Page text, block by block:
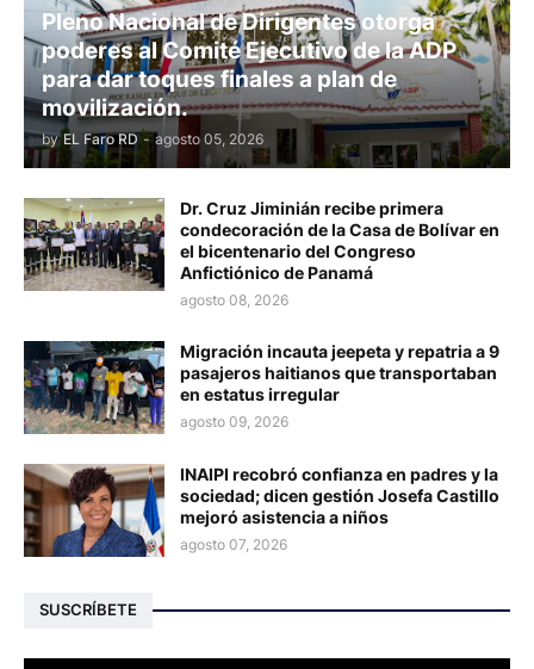
Pleno Nacional de Dirigentes otorga
poderes al Comité Ejecutivo de la ADP
para dar toques finales a plan de
movilización.
by EL Faro RD - agosto 05, 2026
Dr. Cruz Jiminián recibe primera
condecoración de la Casa de Bolívar en
el bicentenario del Congreso
Anfictiónico de Panamá
agosto 08, 2026
Migración incauta jeepeta y repatria a 9
pasajeros haitianos que transportaban
en estatus irregular
agosto 09, 2026
INAIPI recobró confianza en padres y la
sociedad; dicen gestión Josefa Castillo
mejoró asistencia a niños
agosto 07, 2026
SUSCRÍBETE